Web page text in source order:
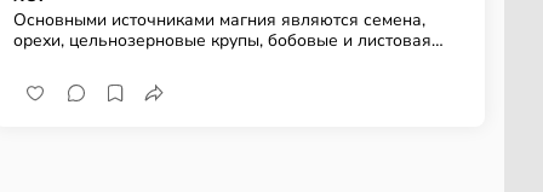
Основными источниками магния являются семена,
орехи, цельнозерновые крупы, бобовые и листовая